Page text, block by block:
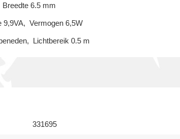
6.5 mm
9,9VA, Vermogen 6,5W
Lichtbereik 0.5 m
331695